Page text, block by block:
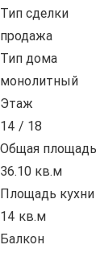
Тип сделки
продажа
Тип дома
монолитный
Этаж
14 / 18
Общая площадь
36.10 кв.м
Площадь кухни
14 кв.м
Балкон